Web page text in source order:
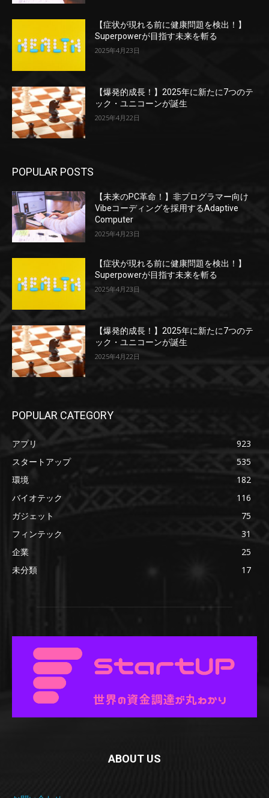
【症状が現れる前に健康問題を検出！】
Superpowerが目指す未来を斬る
2025年4月23日
【爆発的成長！】2025年に新たに7つのテ
ック・ユニコーンが誕生
2025年4月22日
POPULAR POSTS
【未来のPC革命！】非プログラマー向け
Vibeコーディングを採用するAdaptive
Computer
2025年4月23日
【症状が現れる前に健康問題を検出！】
Superpowerが目指す未来を斬る
2025年4月23日
【爆発的成長！】2025年に新たに7つのテ
ック・ユニコーンが誕生
2025年4月22日
POPULAR CATEGORY
アプリ
923
スタートアップ
535
環境
182
バイオテック
116
ガジェット
75
フィンテック
31
企業
25
未分類
17
ABOUT US